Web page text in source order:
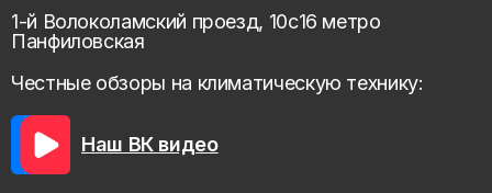
1-й Волоколамский проезд, 10с16 метро
Панфиловская
Честные обзоры на климатическую технику:
Наш ВК видео